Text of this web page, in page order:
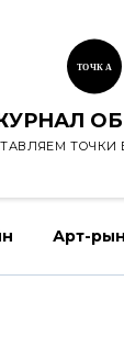
ТОЧК А
ОБ
ТОЧКИ
Арт-